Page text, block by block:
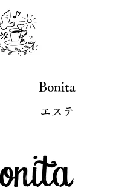
Bonita
​エステ